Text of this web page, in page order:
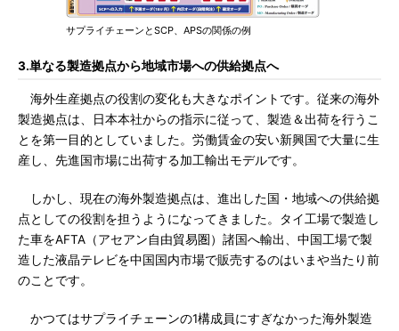
サプライチェーンとSCP、APSの関係の例
3.単なる製造拠点から地域市場への供給拠点へ
海外生産拠点の役割の変化も大きなポイントです。従来の海外
製造拠点は、日本本社からの指示に従って、製造＆出荷を行うこ
とを第一目的としていました。労働賃金の安い新興国で大量に生
産し、先進国市場に出荷する加工輸出モデルです。
しかし、現在の海外製造拠点は、進出した国・地域への供給拠
点としての役割を担うようになってきました。タイ工場で製造し
た車をAFTA（アセアン自由貿易圏）諸国へ輸出、中国工場で製
造した液晶テレビを中国国内市場で販売するのはいまや当たり前
のことです。
かつてはサプライチェーンの1構成員にすぎなかった海外製造